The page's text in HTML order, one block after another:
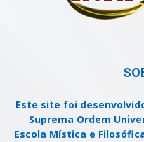
Este site foi
Suprema Ordem
Escola Mística e